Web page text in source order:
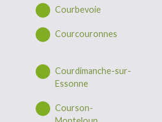
Courbevoie
Courcouronnes
Courdimanche-sur-
Essonne
Courson-